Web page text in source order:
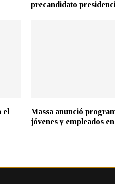
precandidato
el
Massa anunció
jóvenes y empleados